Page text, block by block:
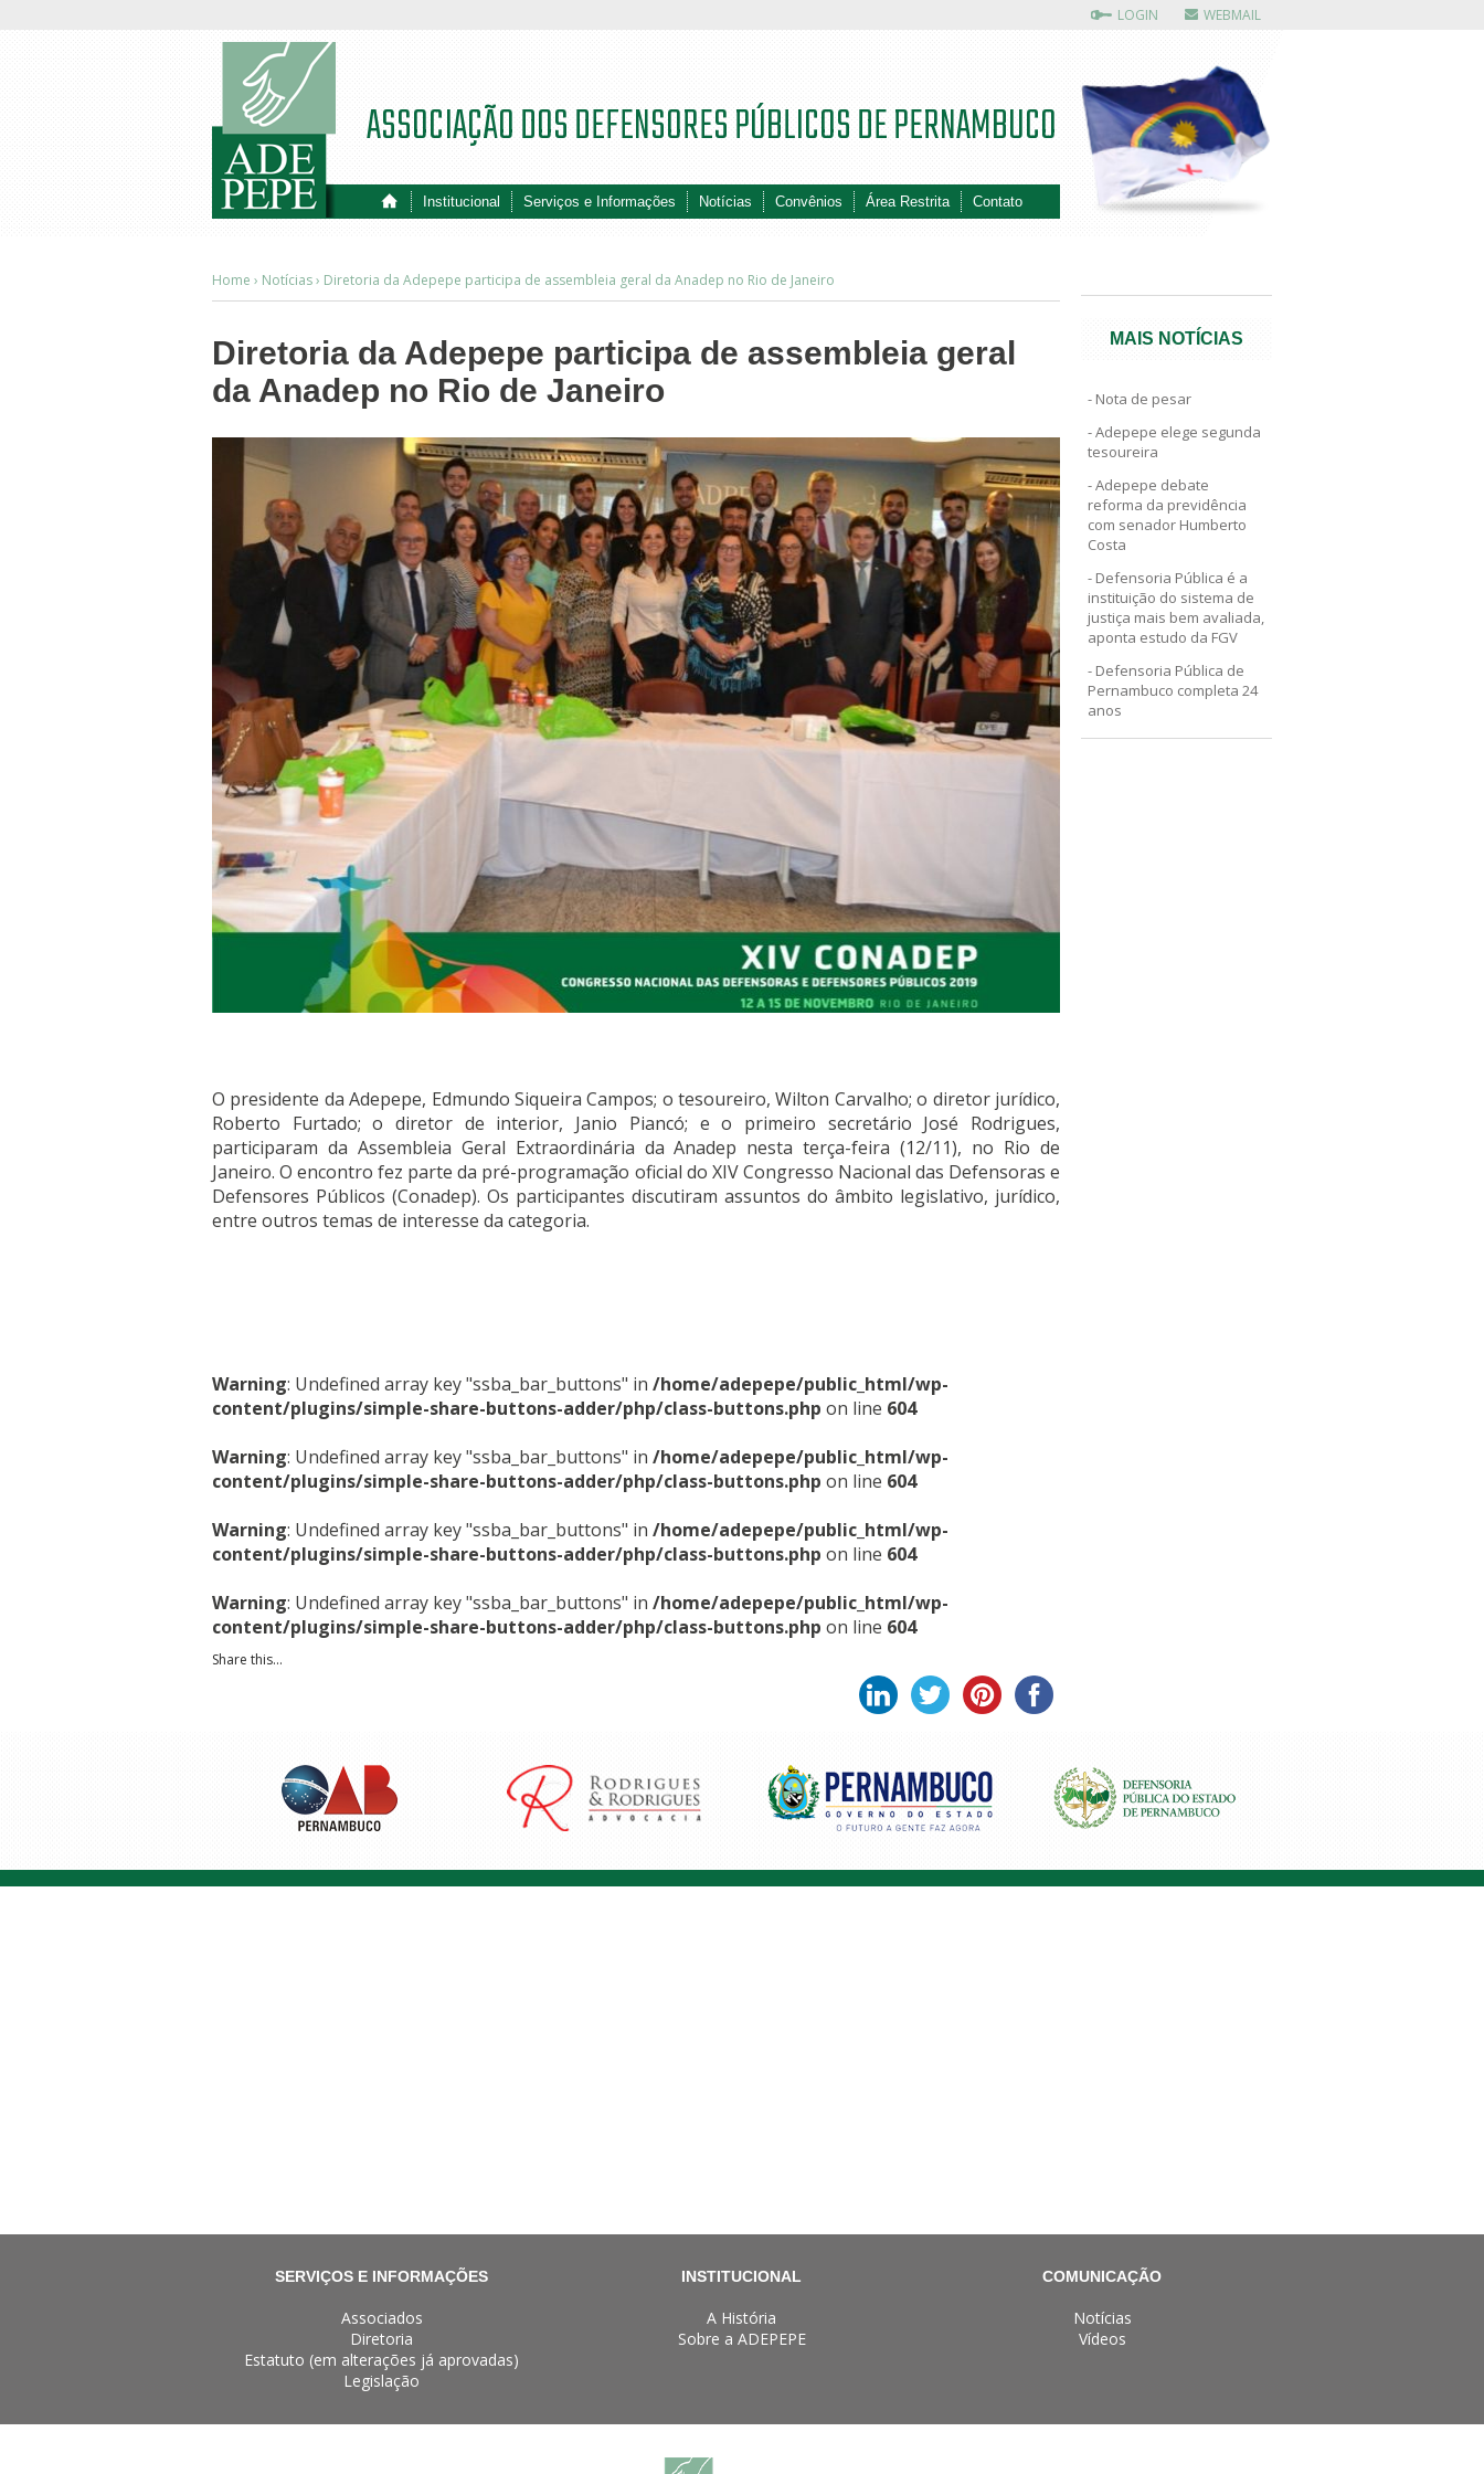
LOGIN WEBMAIL
Institucional Serviços e Informações Notícias Convênios Área Restrita Contato
ASSOCIAÇÃO DOS DEFENSORES PÚBLICOS DE PERNAMBUCO
Home › Notícias› Diretoria da Adepepe participa de assembleia geral da Anadep no Rio de Janeiro
Diretoria da Adepepe participa de assembleia geral
da Anadep no Rio de Janeiro
O presidente da Adepepe, Edmundo Siqueira Campos; o tesoureiro, Wilton Carvalho; o diretor jurídico,
Roberto Furtado; o diretor de interior, Janio Piancó; e o primeiro secretário José Rodrigues,
participaram da Assembleia Geral Extraordinária da Anadep nesta terça-feira (12/11), no Rio de
Janeiro. O encontro fez parte da pré-programação oficial do XIV Congresso Nacional das Defensoras e
Defensores Públicos (Conadep). Os participantes discutiram assuntos do âmbito legislativo, jurídico,
entre outros temas de interesse da categoria.
Warning: Undefined array key "ssba_bar_buttons" in /home/adepepe/public_html/wp-
content/plugins/simple-share-buttons-adder/php/class-buttons.php on line 604
Warning: Undefined array key "ssba_bar_buttons" in /home/adepepe/public_html/wp-
content/plugins/simple-share-buttons-adder/php/class-buttons.php on line 604
Warning: Undefined array key "ssba_bar_buttons" in /home/adepepe/public_html/wp-
content/plugins/simple-share-buttons-adder/php/class-buttons.php on line 604
Warning: Undefined array key "ssba_bar_buttons" in /home/adepepe/public_html/wp-
content/plugins/simple-share-buttons-adder/php/class-buttons.php on line 604
Share this...
MAIS NOTÍCIAS
Nota de pesar
Adepepe elege segunda
tesoureira
Adepepe debate
reforma da previdência
com senador Humberto
Costa
Defensoria Pública é a
instituição do sistema de
justiça mais bem avaliada,
aponta estudo da FGV
Defensoria Pública de
Pernambuco completa 24
anos
SERVIÇOS E INFORMAÇÕES
Associados
Diretoria
Estatuto (em alterações já aprovadas)
Legislação
INSTITUCIONAL
A História
Sobre a ADEPEPE
COMUNICAÇÃO
Notícias
Vídeos